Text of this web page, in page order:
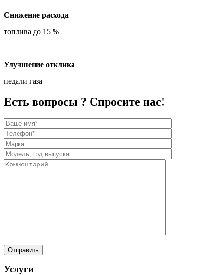
Снижение расхода
топлива до 15 %
Улучшение отклика
педали газа
Есть вопросы ? Спросите нас!
Услуги